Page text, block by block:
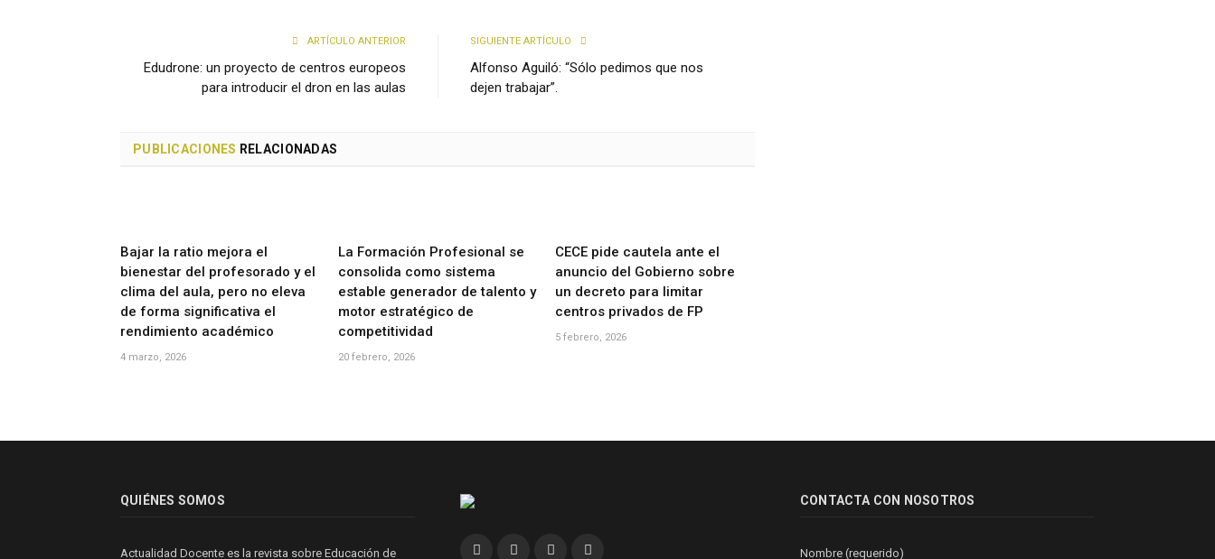
ARTÍCULO ANTERIOR
Edudrone: un proyecto de centros europeos
para introducir el dron en las aulas
SIGUIENTE ARTÍCULO
Alfonso Aguiló: “Sólo pedimos que nos
dejen trabajar”.
PUBLICACIONES RELACIONADAS
Bajar la ratio mejora el
bienestar del profesorado y el
clima del aula, pero no eleva
de forma significativa el
rendimiento académico
4 marzo, 2026
La Formación Profesional se
consolida como sistema
estable generador de talento y
motor estratégico de
competitividad
20 febrero, 2026
CECE pide cautela ante el
anuncio del Gobierno sobre
un decreto para limitar
centros privados de FP
5 febrero, 2026
QUIÉNES SOMOS
Actualidad Docente es la revista sobre Educación de FacebookTwitterInstagramLinkedin
CONTACTA CON NOSOTROS
Nombre (requerido)